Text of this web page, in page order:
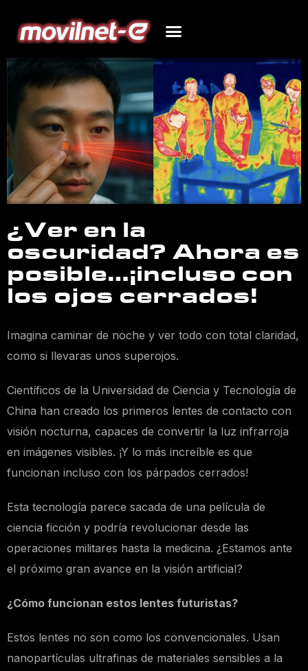
¿Ver en la
oscuridad? Ahora es
posible…¡incluso con
los ojos cerrados!
Imagina caminar de noche y ver todo con total claridad,
como si llevaras unos superojos.
Científicos de la Universidad de Ciencia y Tecnología de
China han creado los primeros lentes de contacto con
visión nocturna, capaces de convertir la luz infrarroja
en imágenes visibles. ¡Y lo más increíble es que
funcionan incluso con los párpados cerrados!
Esta tecnología parece sacada de una película de
ciencia ficción y podría revolucionar desde las
operaciones militares hasta la medicina. ¿Estamos ante
el próximo gran avance en la visión artificial?
¿Cómo funcionan estos lentes futuristas?
Estos lentes no son como los convencionales. Usan
nanopartículas ultrafinas de materiales sensibles a la